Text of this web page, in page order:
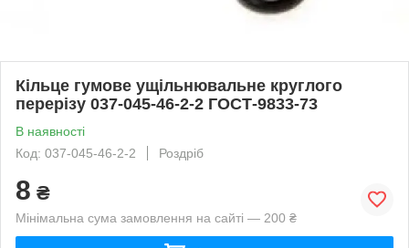
Кільце гумове ущільнювальне круглого
перерізу 037-045-46-2-2 ГОСТ-9833-73
В наявності
Код: 037-045-46-2-2
Роздріб
8 ₴
Мінімальна сума замовлення на сайті — 200 ₴